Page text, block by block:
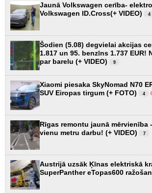
Jaunā Volkswagen cerība-
Volkswagen ID.Cross(+ VIDEO)
4
Šodien (5.08) degvielai akcijas
1.817 un 95. benzīns 1.737 EUR!
par barelu (+ VIDEO)
9
Xiaomi piesaka SkyNomad N70
SUV Eiropas tirgum (+ FOTO)
4
Rīgas remontu jaunā mērvienība
vienu metru darbu! (+ VIDEO)
7
Austrijā uzsāk Ķīnas elektriskā
SuperPanther eTopas600